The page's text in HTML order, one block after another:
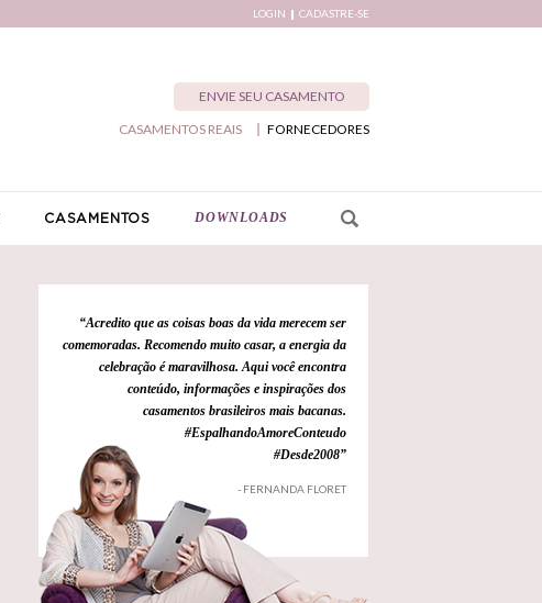
LOGIN CADASTRE-SE
ENVIE SEU CASAMENTO
FORNECEDORES
CASAMENTOS REAIS
CASAMENTOS DOWNLOADS
“Acredito que as coisas boas da vida merecem ser
comemoradas. Recomendo muito casar, a energia da
celebração é maravilhosa. Aqui você encontra
conteúdo, informações e inspirações dos
casamentos brasileiros mais bacanas.
#EspalhandoAmoreConteudo
#Desde2008”
- FERNANDA FLORET